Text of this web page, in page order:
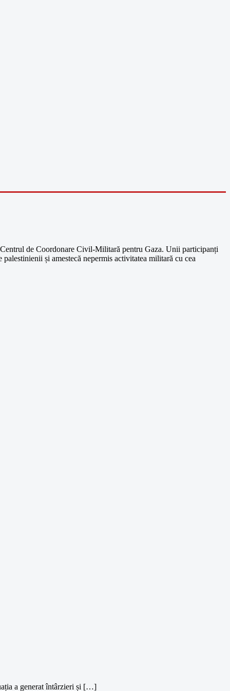
de Coordonare Civil-Militară pentru Gaza. Unii participanți
și amestecă nepermis activitatea militară cu cea
a generat întârzieri și […]